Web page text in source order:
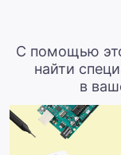
С помощью
найти
в